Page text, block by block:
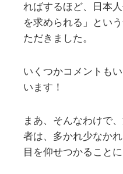
ればするほど、日本
を求められる」とい
ただきました。
いくつかコメントも
います！
まあ、そんなわけで
者は、多かれ少なか
目を仰せつかること